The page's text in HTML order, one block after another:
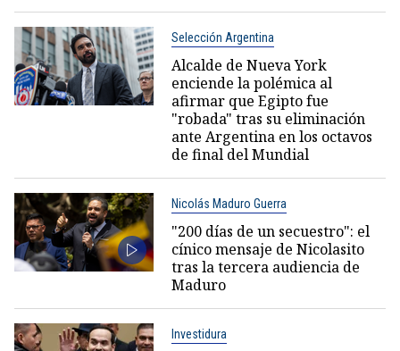
Selección Argentina
Alcalde de Nueva York
enciende la polémica al
afirmar que Egipto fue
"robada" tras su eliminación
ante Argentina en los octavos
de final del Mundial
Nicolás Maduro Guerra
"200 días de un secuestro": el
cínico mensaje de Nicolasito
tras la tercera audiencia de
Maduro
Investidura